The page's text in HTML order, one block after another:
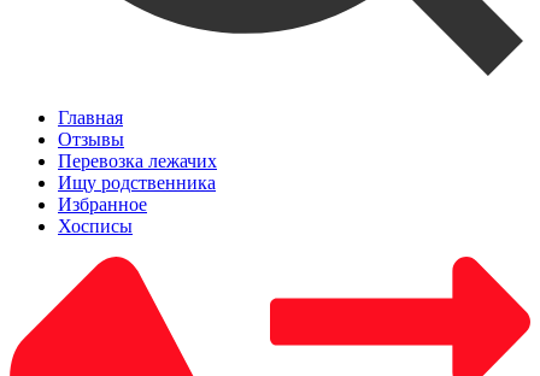
Главная
Отзывы
Перевозка лежачих
Ищу родственника
Избранное
Хосписы